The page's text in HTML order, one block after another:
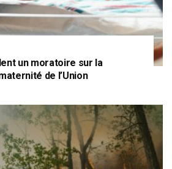
un moratoire sur la
de l’Union